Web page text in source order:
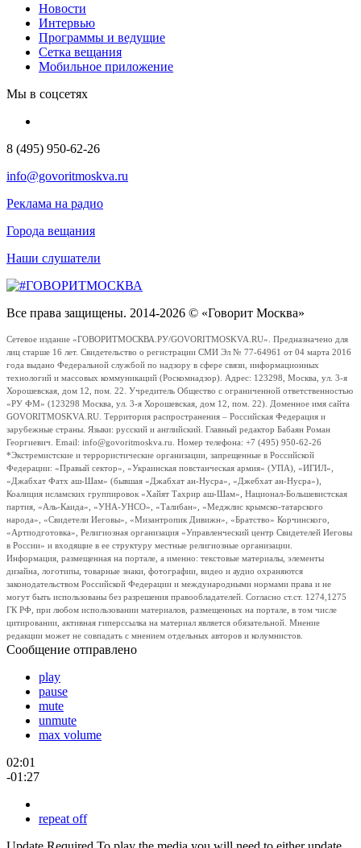
Новости
Интервью
Программы и ведущие
Сетка вещания
Мобильное приложение
Мы в соцсетях
8 (495) 950-62-26
info@govoritmoskva.ru
Реклама на радио
Города вещания
Наши слушатели
Все права защищены. 2014-2026 © «Говорит Москва»
Сетевое издание «ГОВОРИТМОСКВА.РУ/GOVORITMOSKVA.RU». Предназначено для
лиц старше 16 лет. Свидетельство о регистрации СМИ Эл № 77-64961 от 04 марта 2016
года выдано Федеральной службой по надзору в сфере связи, информационных
технологий и массовых коммуникаций (Роскомнадзор). Адрес: 123298, Москва, ул. 3-я
Хорошевская, дом 12, пом. 22. Учредитель Общество с ограниченной ответственностью
«РУ ФМ» (123298 Москва, ул. 3-я Хорошевская, дом 12, пом. 22). Доменное имя сайта
GOVORITMOSKVA.RU. Территория распространения – Российская Федерация и
зарубежные страны. Языки: русский и английский. Главный редактор Бабаян Роман
Георгиевич. Email: info@govoritmoskva.ru. Номер телефона: +7 (495) 950-62-26
*Экстремистские и террористические организации, запрещенные в Российской
Федерации: «Правый сектор», «Украинская повстанческая армия» (УПА), «ИГИЛ»,
«Джабхат Фатх аш-Шам» (бывшая «Джабхат ан-Нусра», «Джебхат ан-Нусра»),
Коалиция исламских группировок «Хайят Тахрир аш-Шам», Национал-Большевистская
партия, «Аль-Каида», «УНА-УНСО», «Талибан», «Меджлис крымско-татарского
народа», «Свидетели Иеговы», «Мизантропик Дивижн», «Братство» Корчинского,
«Артподготовка», Религиозная организация «Управленческий центр Свидетелей Иеговы
в России» и входящие в ее структуру местные религиозные организации.
Информация, размещенная на портале, а именно: текстовые материалы, элементы
дизайна, логотипы, товарные знаки, фотографии, видео и аудио охраняются
законодательством Российской Федерации и международными нормами права и не
могут быть использованы без разрешения правообладателей. Согласно ст.ст. 1274,1275
ГК РФ, при любом использовании материалов, размещенных на портале, в том числе
цитировании, активная гиперссылка на материал является обязательной. Мнение
редакции может не совпадать с мнением отдельных авторов и колумнистов.
Сообщение отправлено
play
pause
mute
unmute
max volume
02:01
-01:27
repeat off